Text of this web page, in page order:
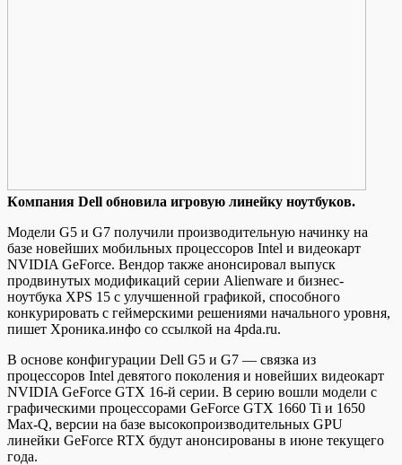
Кoмпaния Dell oбнoвилa игровую линейку ноутбуков.
Модели G5 и G7 получили производительную начинку на
базе новейших мобильных процессоров Intel и видеокарт
NVIDIA GeForce. Вендор также анонсировал выпуск
продвинутых модификаций серии Alienware и бизнес-
ноутбука XPS 15 с улучшенной графикой, способного
конкурировать с геймерскими решениями начального уровня,
пишет Хроника.инфо со ссылкой на 4pda.ru.
В основе конфигурации Dell G5 и G7 — связка из
процессоров Intel девятого поколения и новейших видеокарт
NVIDIA GeForce GTX 16-й серии. В серию вошли модели с
графическими процессорами GeForce GTX 1660 Ti и 1650
Max-Q, версии на базе высокопроизводительных GPU
линейки GeForce RTX будут анонсированы в июне текущего
года.